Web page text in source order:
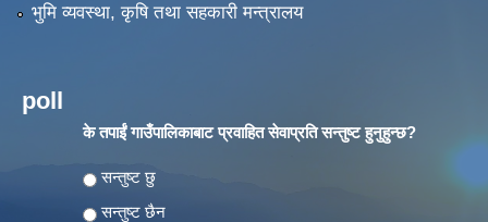
भुमि व्यवस्था, कृषि तथा सहकारी मन्त्रालय
poll
के तपाईं गाउँपालिकाबाट प्रवाहित सेवाप्रति सन्तुष्ट हुनुहुन्छ?
Choices
सन्तुष्ट छु
सन्तुष्ट छैन